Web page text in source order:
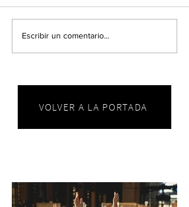
Escribir un comentario...
VOLVER A LA PORTADA